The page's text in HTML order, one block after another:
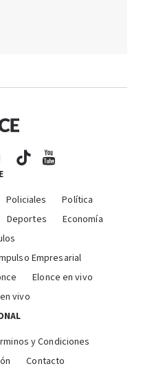
Policiales
Política
Deportes
Economía
Empresarial
Elonce en vivo
vivo
y Condiciones
Contacto